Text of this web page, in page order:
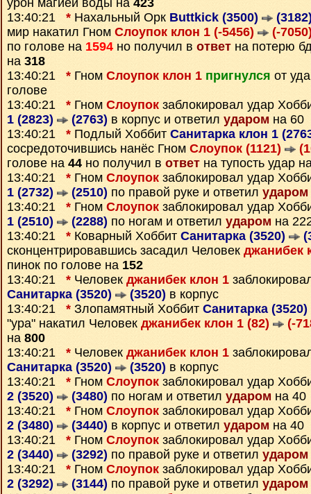
урон магией воды на 423
13:40:21 * Нахальный Орк Buttkick (3500)
мир накатил Гном Слоупок клон 1 (-5456)
(-
по голове на 1594 но получил в ответ на потерю
на 318
13:40:21 * Гном Слоупок клон 1 пригнулся от
голове
13:40:21 * Гном Слоупок заблокировал удар
1 (2823)
(2763) в корпус и ответил ударом на 60
13:40:21 * Подлый Хоббит Санитарка клон 1
сосредоточившись нанёс Гном Слоупок (1121)
голове на 44 но получил в ответ на тупость удар
13:40:21 * Гном Слоупок заблокировал удар
1 (2732)
(2510) по правой руке и ответил ударом
13:40:21 * Гном Слоупок заблокировал удар
1 (2510)
(2288) по ногам и ответил ударом на
13:40:21 * Коварный Хоббит Санитарка (3520)
сконцентрировавшись засадил Человек джанибек
пинок по голове на 152
13:40:21 * Человек джанибек клон 1
Санитарка (3520)
(3520) в корпус
13:40:21 * Злопамятный Хоббит Санитарка (3520)
"ура" накатил Человек джанибек клон 1 (82)
(-
на 800
13:40:21 * Человек джанибек клон 1
Санитарка (3520)
(3520) в корпус
13:40:21 * Гном Слоупок заблокировал удар
2 (3520)
(3480) по ногам и ответил ударом на 40
13:40:21 * Гном Слоупок заблокировал удар
2 (3480)
(3440) в корпус и ответил ударом на 40
13:40:21 * Гном Слоупок заблокировал удар
2 (3440)
(3292) по правой руке и ответил ударом
13:40:21 * Гном Слоупок заблокировал удар
2 (3292)
(3144) по правой руке и ответил ударом